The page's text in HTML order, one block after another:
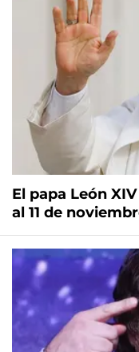
El papa León
al 11 de